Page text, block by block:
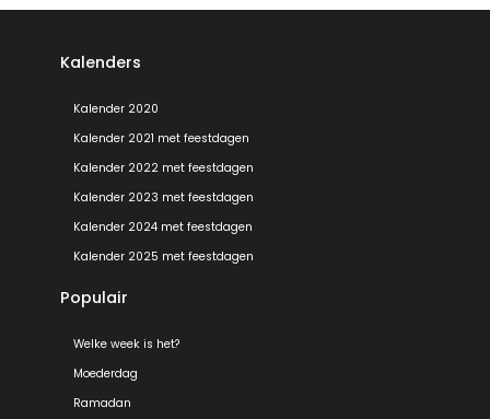
Kalenders
Kalender 2020
Kalender 2021 met feestdagen
Kalender 2022 met feestdagen
Kalender 2023 met feestdagen
Kalender 2024 met feestdagen
Kalender 2025 met feestdagen
Populair
Welke week is het?
Moederdag
Ramadan